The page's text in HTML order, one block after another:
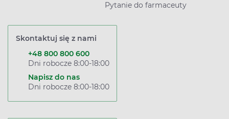
Pytanie do farmaceuty
Skontaktuj się z nami
+48 800 800 600
Dni robocze 8:00-18:00
Napisz do nas
Dni robocze 8:00-18:00